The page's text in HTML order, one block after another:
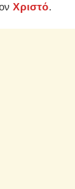
Χριστό.